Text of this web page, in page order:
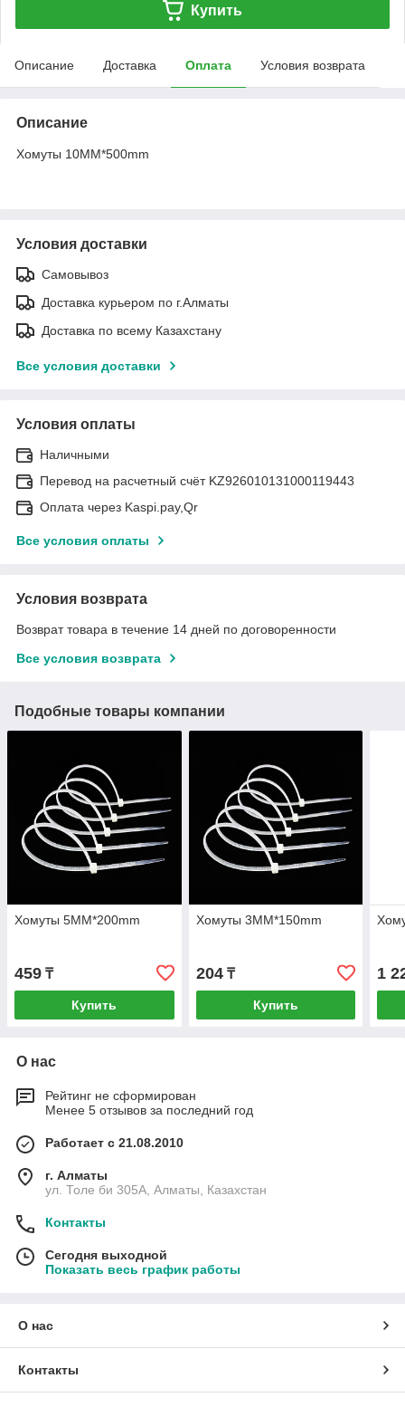
Купить
Описание Доставка Оплата Условия возврата
Описание
Хомуты 10MM*500mm
Условия доставки
Самовывоз
Доставка курьером по г.Алматы
Доставка по всему Казахстану
Все условия доставки
Условия оплаты
Наличными
Перевод на расчетный счёт KZ926010131000119443
Оплата через Kaspi.pay,Qr
Все условия оплаты
Условия возврата
Возврат товара в течение 14 дней по договоренности
Все условия возврата
Подобные товары компании
Хомуты 5MM*200mm
459 ₸
Купить
Хомуты 3MM*150mm
204₸
Купить
1
О нас
Рейтинг не сформирован
Менее 5 отзывов за последний год
Работает с 21.08.2010
г. Алматы
ул. Толе би 305А, Алматы, Казахстан
Контакты
Сегодня выходной
Показать весь график работы
О нас
Контакты